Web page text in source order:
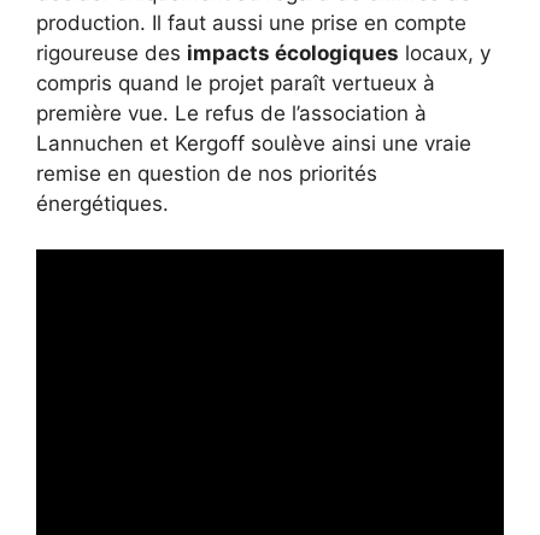
production. Il faut aussi une prise en compte
rigoureuse des impacts écologiques locaux, y
compris quand le projet paraît vertueux à
première vue. Le refus de l’association à
Lannuchen et Kergoff soulève ainsi une vraie
remise en question de nos priorités
énergétiques.